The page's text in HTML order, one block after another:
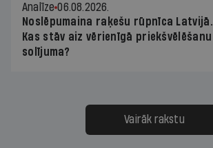
Analīze 06.08.2026.
Noslēpumaina raķešu rūpnīca Latvijā.
Kas stāv aiz vērienīgā priekšvēlēšanu
solījuma?
Vairāk rakstu